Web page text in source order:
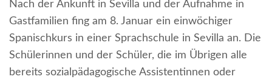
Nach der Ankunft in Sevilla und der Aufnahme in
Gastfamilien fing am 8. Januar ein einwöchiger
Spanischkurs in einer Sprachschule in Sevilla an. Die
Schülerinnen und der Schüler, die im Übrigen alle
bereits sozialpädagogische Assistentinnen oder